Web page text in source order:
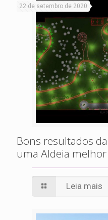
22 de setembro de 2020
Bons resultados
uma Aldeia melhor
Leia mais